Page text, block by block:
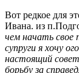
Вот редкое для
Ивана. из
чем начать свое
супруги я хочу
настоящий
борьбу за